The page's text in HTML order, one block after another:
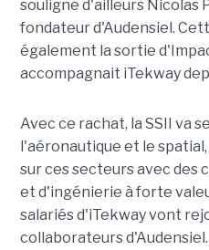
souligne d'ailleurs Nicolas
fondateur d'Audensiel.
également la sortie
accompagnait iTekway
Avec ce rachat, la SSII va
l'aéronautique et le
sur ces secteurs avec des
et d'ingénierie à forte
salariés d'iTekway vont
collaborateurs